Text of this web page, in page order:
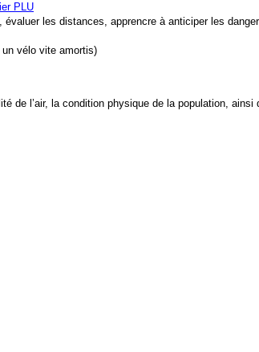
PLU
les distances, apprencre à anticiper les
vélo vite amortis)
de l’air, la condition physique de la population,